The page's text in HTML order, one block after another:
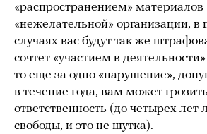
«распространением» материалов
«нежелательной» организации,
случаях вас будут так же
сочтет «участием в
то еще за одно «нарушение»,
в течение года, вам может
ответственность (до четырех лет
свободы, и это не шутка).